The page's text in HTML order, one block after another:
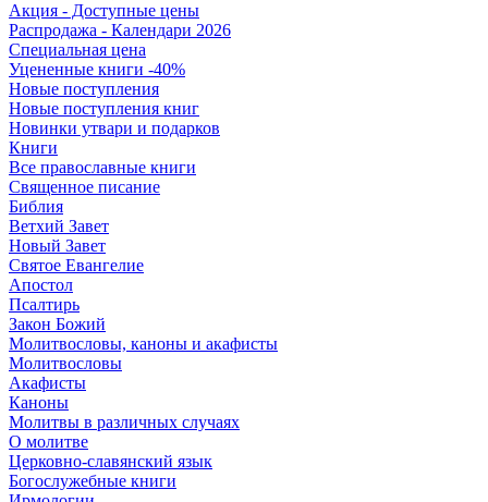
Акция - Доступные цены
Распродажа - Календари 2026
Специальная цена
Уцененные книги -40%
Новые поступления
Новые поступления книг
Новинки утвари и подарков
Книги
Все православные книги
Священное писание
Библия
Ветхий Завет
Новый Завет
Святое Евангелие
Апостол
Псалтирь
Закон Божий
Молитвословы, каноны и акафисты
Молитвословы
Акафисты
Каноны
Молитвы в различных случаях
О молитве
Церковно-славянский язык
Богослужебные книги